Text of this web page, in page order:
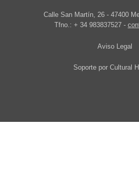
Calle San Martín, 26 - 47400
Tfno.: + 34 983837527 -
Aviso Legal
Soporte por Cultural